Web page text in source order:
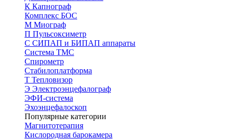
К Капнограф
Комплекс БОС
М Миограф
П Пульсоксиметр
С СИПАП и БИПАП аппараты
Система ТМС
Спирометр
Стабилоплатформа
Т Тепловизор
Э Электроэнцефалограф
ЭФИ-система
Эхоэнцефалоскоп
Популярные категории
Магнитотерапия
Кислородная барокамера